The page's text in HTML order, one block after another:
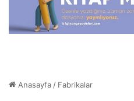
Anasayfa / Fabrikalar